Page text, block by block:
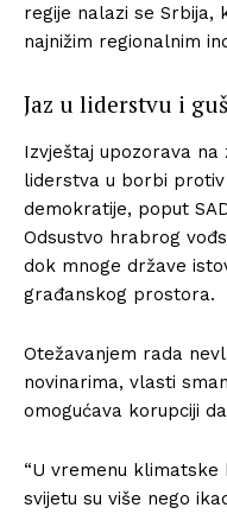
regije nalazi se Srbija,
najnižim regionalnim
Jaz u liderstvu i
Izvještaj upozorava na
liderstva u borbi
demokratije, poput
Odsustvo hrabrog
dok mnoge države
građanskog prostora.
Otežavanjem rada
novinarima, vlasti
omogućava korupciji
“U vremenu
svijetu su više nego